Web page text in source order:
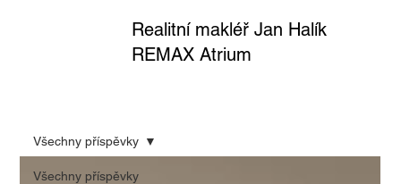
Realitní makléř Jan Halík
REMAX Atrium
Všechny příspěvky
Všechny příspěvky